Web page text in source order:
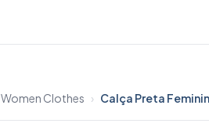
Women Clothes ›